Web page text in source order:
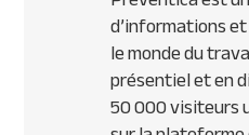
d’informations
le monde du
présentiel et en
50 000 visiteurs